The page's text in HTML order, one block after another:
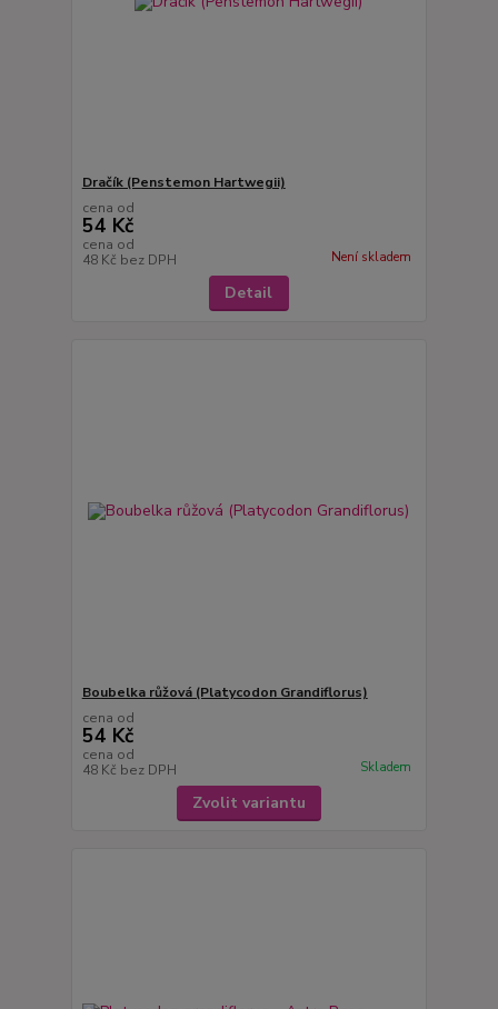
Dračík (Penstemon Hartwegii)
cena od
54 Kč
cena od
48 Kč bez DPH Není skladem
Detail
Boubelka růžová (Platycodon Grandiflorus)
cena od
54 Kč
cena od
48 Kč bez DPH Skladem
Zvolit variantu